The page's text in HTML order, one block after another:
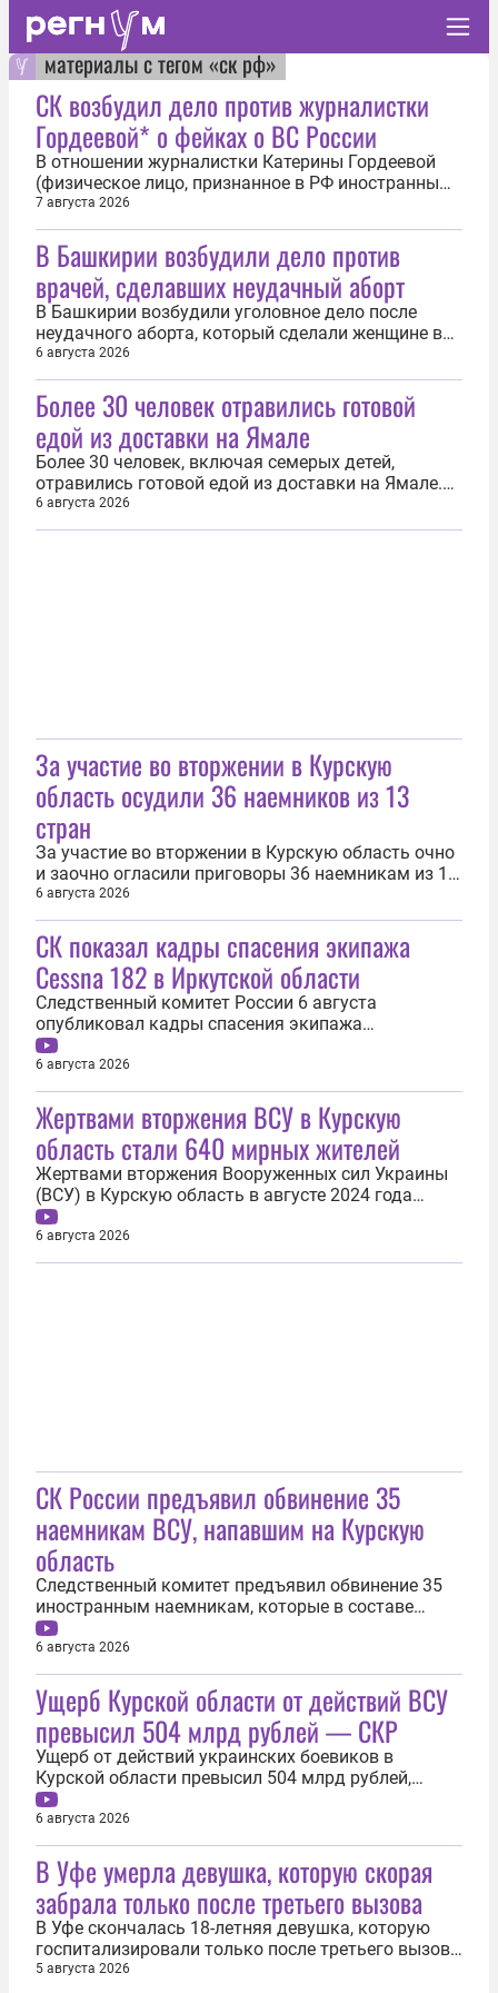
материалы с тегом «ск рф»
СК возбудил дело против журналистки
Гордеевой* о фейках о ВС России
В отношении журналистки Катерины Гордеевой
(физическое лицо, признанное в РФ иностранным
агентом) возбуждено уголовное дело о фейках о
российской армии. Об этом 7 августа сообщил
Следственный комитет РФ. «Возбуждено
уголовное дело в отношении Катерины Гордеевой.
Она подозревается в совершении...
7 августа 2026
В Башкирии возбудили дело против
врачей, сделавших неудачный аборт
В Башкирии возбудили уголовное дело после
неудачного аборта, который сделали женщине в
больнице города Белорецка. Об этом 6 августа
сообщили в пресс-службе Следственного комитета
России. Сотрудники ведомства в ходе
мониторинга соцсетей выяснили, что в 2025 году
жительница города Сибай обратилась в...
6 августа 2026
Более 30 человек отравились готовой
едой из доставки на Ямале
Более 30 человек, включая семерых детей,
отравились готовой едой из доставки на Ямале.
Об этом 5 августа сообщает пресс-служба
Следственного комитета по Ямало-Ненецкому
6 августа 2026
За участие во вторжении в Курскую
область осудили 36 наемников из 13
стран
За участие во вторжении в Курскую область очно
и заочно огласили приговоры 36 наемникам из 13
стран. Об этом 6 августа сообщили в Генеральной
прокуратуре России. «Среди осужденных — 36
иностранных наемников, 20 из них были
осуждены заочно. В списке граждане Грузии, США,
Литвы, Республики Парагвай...
6 августа 2026
СК показал кадры спасения экипажа
Cessna 182 в Иркутской области
Следственный комитет России 6 августа
опубликовал кадры спасения экипажа
легкомоторного самолета Cessna 182 в Иркутской
области. Летчиков на вертолете эвакуировали в
Бодайбо. Их жизни и здоровью ничего не
угрожает. Один из членов экипажа сообщил, что
отлично себя чувствует. Мужчин передали
врачам...
6 августа 2026
Жертвами вторжения ВСУ в Курскую
область стали 640 мирных жителей
Жертвами вторжения Вооруженных сил Украины
(ВСУ) в Курскую область в августе 2024 года
стали 640 мирных жителей. Об этом 6 августа
заявила официальный представитель
Следственного комитета России Светлана
6 августа 2026
СК России предъявил обвинение 35
наемникам ВСУ, напавшим на Курскую
область
Следственный комитет предъявил обвинение 35
иностранным наемникам, которые в составе
украинских вооруженных формирований
участвовали во вторжении в Курскую область. Об
этом 6 августа сообщила официальный
представитель СК РФ Светлана Петренко. «Очно и
заочно предъявлено обвинение 35 иностранным...
6 августа 2026
Ущерб Курской области от действий ВСУ
превысил 504 млрд рублей — СКР
Ущерб от действий украинских боевиков в
Курской области превысил 504 млрд рублей,
сообщила 6 августа официальный представитель
Следственного комитета России Светлана
Петренко. По ее словам, специалисты
осматривали места происшествий сразу после
разминирования территорий. Всего под удары
артиллерии...
6 августа 2026
В Уфе умерла девушка, которую скорая
забрала только после третьего вызова
В Уфе скончалась 18-летняя девушка, которую
госпитализировали только после третьего вызова
скорой помощи. Об этом 5 августа сообщила
5 августа 2026